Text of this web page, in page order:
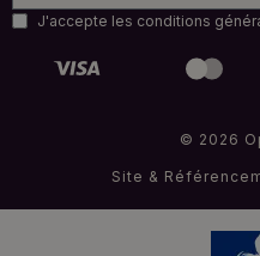
J'accepte les conditions
© 2026
Site &